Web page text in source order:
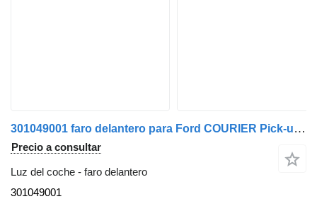
301049001 faro delantero para Ford COURIER Pick-up | 98 coche
Precio a consultar
Luz del coche - faro delantero
301049001